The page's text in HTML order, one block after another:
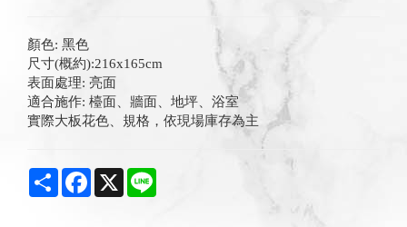
顏色: 黑色
尺寸(概約):216x165cm
表面處理: 亮面
適合施作: 檯面、牆面、地坪、浴室
實際大板花色、規格，依現場庫存為主
Share Facebook
X